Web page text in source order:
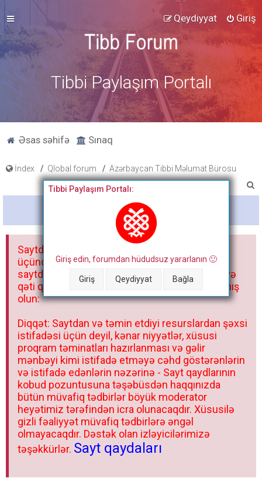
Giriş
Qeydiyyat
Tibbi Paylaşım Portalı
Əsas səhifə Sınaq
İndex Qlobal forum
Azərbaycan Tibbi Məlumat Bürosu
a
Bitdi
Tibbi Paylaşım Portalı:
Giriş edin, forumdan hüdudsuz yararlanın 🙂
Giriş Qeydiyyat Bağla
Saytdakı materiallar yalnız fərdi istifadəniz
üçündür. Materialları istisnasız heç bir qrupda,
saytda və sosial şəbəkədə paylaşmaq olmaz və
qəti qadağandır! Forum qaydaları ilə mütləq tanış
olun:
Diqqət: Saytdan və təmin etdiyi resurslardan şəxsi
istifadəsi üçün deyil, kənar niyyətlər, xüsusi
proqram təminatları hazırlanması və gəlir
mənbəyi kimi istifadə etməyə cəhd göstərənlərin
və istifadə edənlərin nəzərinə - Sayt qaydlarının
kobud pozuntusuna təşəbüsdən haqqınızda
bütün müvafiq tədbirlər böyük moderator
heyətimiz tərəfindən icra olunacaqdır. Xüsusilə
gizli fəaliyyət müvafiq tədbirlərə əngəl
olmayacaqdır. Dəstək olan izləyicilərimizə
təşəkkürlər. Sayt qaydaları